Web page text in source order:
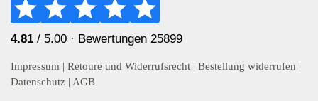
4.81 / 5.00 · Bewertungen 25899
Impressum | Retoure und Widerrufsrecht | Bestellung widerrufen |
Datenschutz | AGB